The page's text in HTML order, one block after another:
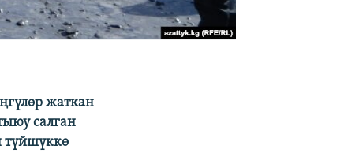
жаткан
салган
түйшүккө